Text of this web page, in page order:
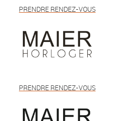
PRENDRE RENDEZ-VOUS
PRENDRE RENDEZ-VOUS